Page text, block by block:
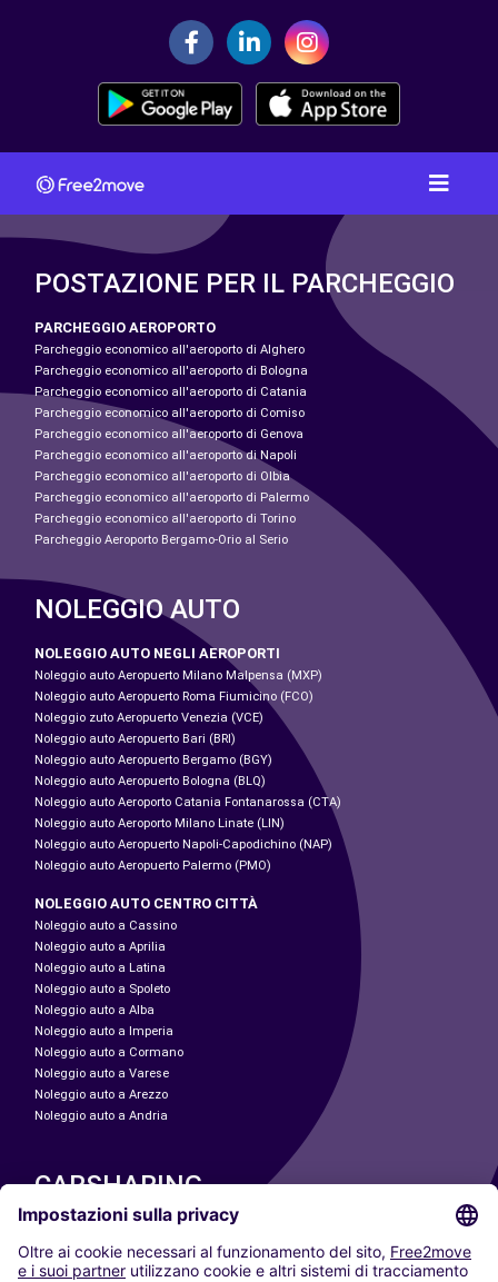
POSTAZIONE PER IL PARCHEGGIO
PARCHEGGIO AEROPORTO
Parcheggio economico all'aeroporto di Alghero
Parcheggio economico all'aeroporto di Bologna
Parcheggio economico all'aeroporto di Catania
Parcheggio economico all'aeroporto di Comiso
Parcheggio economico all'aeroporto di Genova
Parcheggio economico all'aeroporto di Napoli
Parcheggio economico all'aeroporto di Olbia
Parcheggio economico all'aeroporto di Palermo
Parcheggio economico all'aeroporto di Torino
Parcheggio Aeroporto Bergamo-Orio al Serio
NOLEGGIO AUTO
NOLEGGIO AUTO NEGLI AEROPORTI
Noleggio auto Aeropuerto Milano Malpensa (MXP)
Noleggio auto Aeropuerto Roma Fiumicino (FCO)
Noleggio zuto Aeropuerto Venezia (VCE)
Noleggio auto Aeropuerto Bari (BRI)
Noleggio auto Aeropuerto Bergamo (BGY)
Noleggio auto Aeropuerto Bologna (BLQ)
Noleggio auto Aeroporto Catania Fontanarossa (CTA)
Noleggio auto Aeroporto Milano Linate (LIN)
Noleggio auto Aeropuerto Napoli-Capodichino (NAP)
Noleggio auto Aeropuerto Palermo (PMO)
NOLEGGIO AUTO CENTRO CITTÀ
Noleggio auto a Cassino
Noleggio auto a Aprilia
Noleggio auto a Latina
Noleggio auto a Spoleto
Noleggio auto a Alba
Noleggio auto a Imperia
Noleggio auto a Cormano
Noleggio auto a Varese
Noleggio auto a Arezzo
Noleggio auto a Andria
CARSHARING
LE NOSTRE CITTÀ
Paris
Madrid